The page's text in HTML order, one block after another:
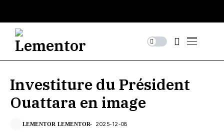
Investiture du Président
Ouattara en image
LEMENTOR LEMENTOR 2025-12-08